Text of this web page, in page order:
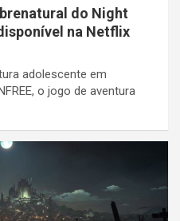
do Night
na Netflix
adolescente em
o jogo de aventura